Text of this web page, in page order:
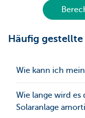
Häufig gestellte
Wie kann ich
Wie lange wird es
Solaranlage